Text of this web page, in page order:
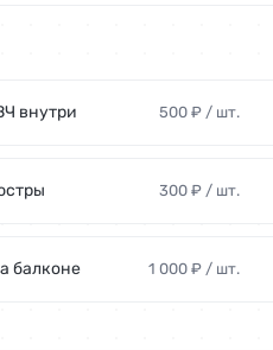
1200
внутри 500 ₽ / шт.
300 ₽ / шт.
балконе 1 000 ₽ / шт.